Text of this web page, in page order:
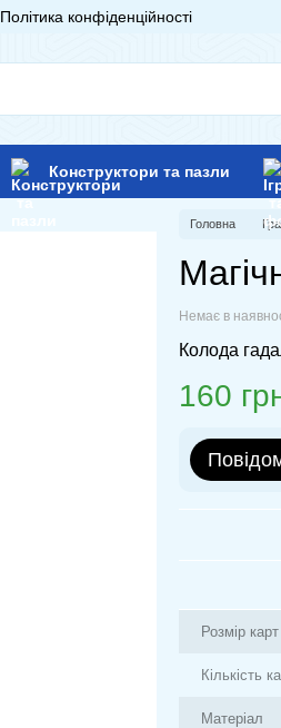
Політика конфіденційності
Конструктори та пазли
Головна
Немає в
Колода
160
Розмір карт
Кількість
Матеріал